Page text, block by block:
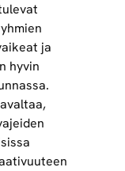
ja
hyvin